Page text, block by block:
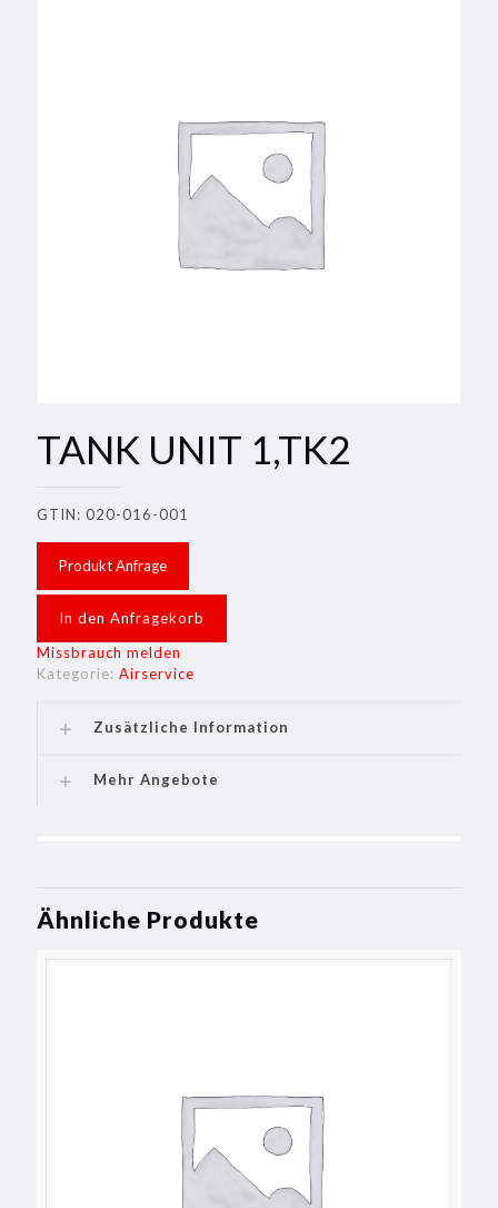
TANK UNIT 1,TK2
GTIN: 020-016-001
Produkt Anfrage
In den Anfragekorb
Missbrauch melden
Kategorie: Airservice
Zusätzliche Information
Mehr Angebote
Ähnliche Produkte